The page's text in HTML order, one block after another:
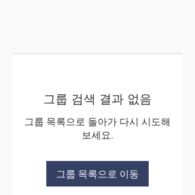
그룹 검색 결과 없음
그룹 목록으로 돌아가 다시 시도해
보세요.
그룹 목록으로 이동